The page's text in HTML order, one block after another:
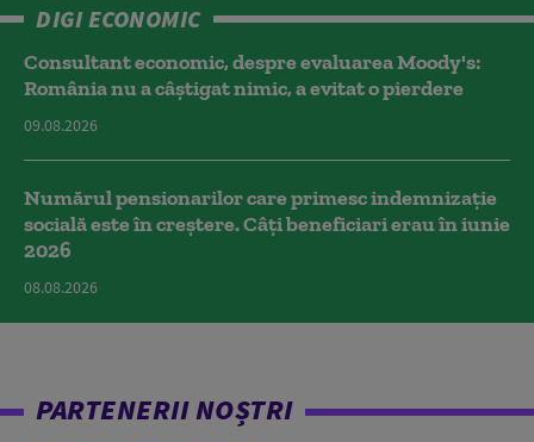
DIGI ECONOMIC
Consultant economic, despre evaluarea Moody's:
România nu a câştigat nimic, a evitat o pierdere
09.08.2026
Numărul pensionarilor care primesc indemnizaţie
socială este în creștere. Câți beneficiari erau în iunie
2026
08.08.2026
PARTENERII NOȘTRI